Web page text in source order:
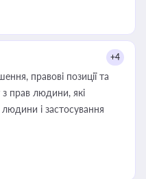
+4
правові позиції та
прав людини, які
і застосування